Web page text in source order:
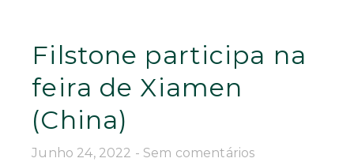
Filstone participa na
feira de Xiamen
(China)
Junho 24, 2022 Sem comentários